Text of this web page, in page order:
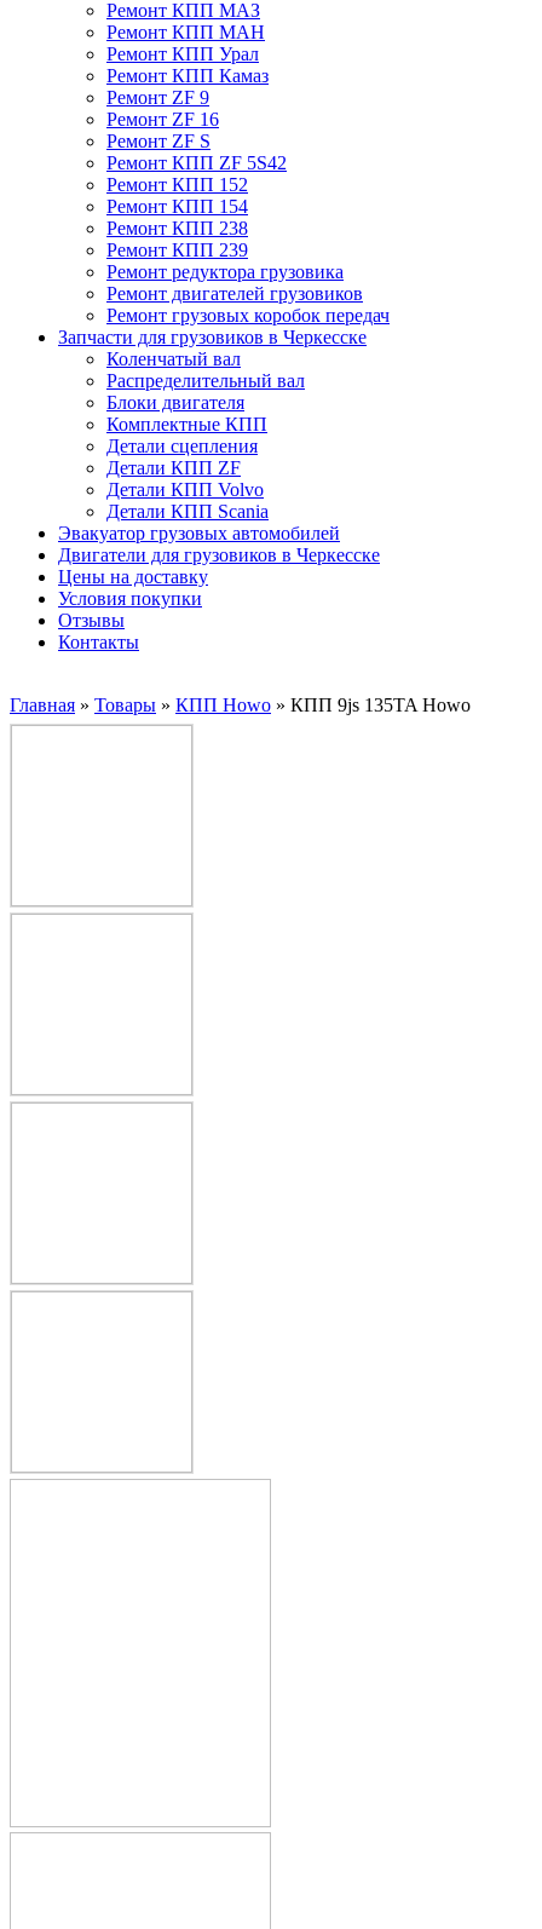
Ремонт КПП МАЗ
Ремонт КПП МАН
Ремонт КПП Урал
Ремонт КПП Камаз
Ремонт ZF 9
Ремонт ZF 16
Ремонт ZF S
Ремонт КПП ZF 5S42
Ремонт КПП 152
Ремонт КПП 154
Ремонт КПП 238
Ремонт КПП 239
Ремонт редуктора грузовика
Ремонт двигателей грузовиков
Ремонт грузовых коробок передач
Запчасти для грузовиков в Черкесске
Коленчатый вал
Распределительный вал
Блоки двигателя
Комплектные КПП
Детали сцепления
Детали КПП ZF
Детали КПП Volvo
Детали КПП Scania
Эвакуатор грузовых автомобилей
Двигатели для грузовиков в Черкесске
Цены на доставку
Условия покупки
Отзывы
Контакты
Главная » Товары » КПП Howo » КПП 9js 135TA Howo